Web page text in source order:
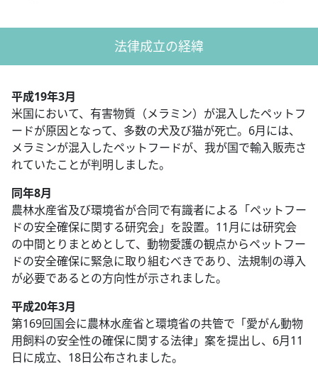
法律成立の経緯
平成19年3月
米国において、有害物質（メラミン）が混入したペットフ
ードが原因となって、多数の犬及び猫が死亡。6月には、
メラミンが混入したペットフードが、我が国で輸入販売さ
れていたことが判明しました。
同年8月
農林水産省及び環境省が合同で有識者による「ペットフー
ドの安全確保に関する研究会」を設置。11月には研究会
の中間とりまとめとして、動物愛護の観点からペットフー
ドの安全確保に緊急に取り組むべきであり、法規制の導入
が必要であるとの方向性が示されました。
平成20年3月
第169回国会に農林水産省と環境省の共管で「愛がん動物
用飼料の安全性の確保に関する法律」案を提出し、6月11
日に成立、18日公布されました。